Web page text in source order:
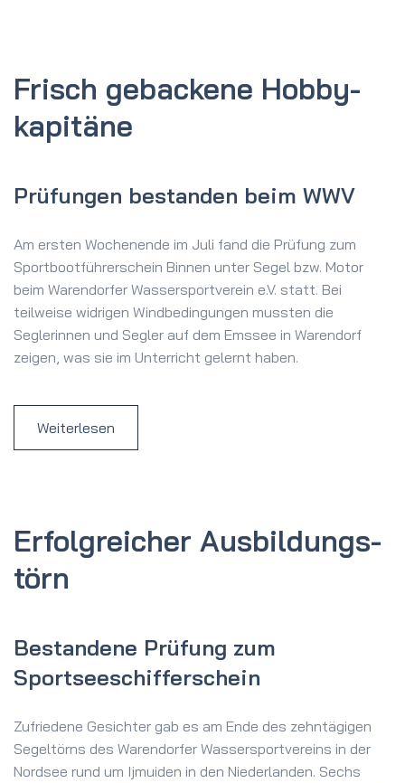
Frisch gebackene Hobby­
kapitäne
Prüfungen bestanden beim WWV
Am ersten Wochenende im Juli fand die Prüfung zum
Sportbootführerschein Binnen unter Segel bzw. Motor
beim Warendorfer Wassersportverein e.V. statt. Bei
teilweise widrigen Windbedingungen mussten die
Seglerinnen und Segler auf dem Emssee in Warendorf
zeigen, was sie im Unterricht gelernt haben.
Weiterlesen
Erfolg­reicher Aus­bildungs­
törn
Bestandene Prüfung zum
Sportseeschifferschein
Zufriedene Gesichter gab es am Ende des zehntägigen
Segeltörns des Warendorfer Wassersportvereins in der
Nordsee rund um Ijmuiden in den Niederlanden. Sechs